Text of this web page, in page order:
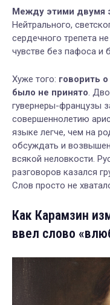
Между этими двумя
Нейтрального,
сердечного трепета
чувстве без пафоса
Хуже того: говорить
было не принято.
гувернеры-французы
совершеннолетию
языке легче, чем на
обсуждать и
всякой неловкости.
разговоров казался
Слов просто не
Как Карамзин
ввел слово